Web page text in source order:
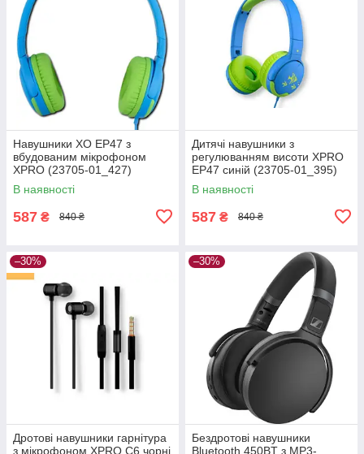
Навушники XO EP47 з
вбудованим мікрофоном
XPRO (23705-01_427)
В наявності
587 ₴ 840 ₴
Дитячі навушники з
регулюванням висоти XPRO
EP47 синій (23705-01_395)
В наявності
587 ₴ 840 ₴
–30%
Дротові навушники гарнітура
з мікрофоном XPRO C6 чорні
–30%
Бездротові навушники
Bluetooth 450BT з MP3-